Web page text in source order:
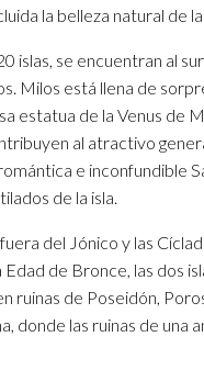
la belleza natural de
islas, se encuentran al
Milos está llena de
estatua de la Venus de
al atractivo
e inconfundible
de la isla.
del Jónico y las
de Bronce, las dos
ruinas de Poseidón,
donde las ruinas de una